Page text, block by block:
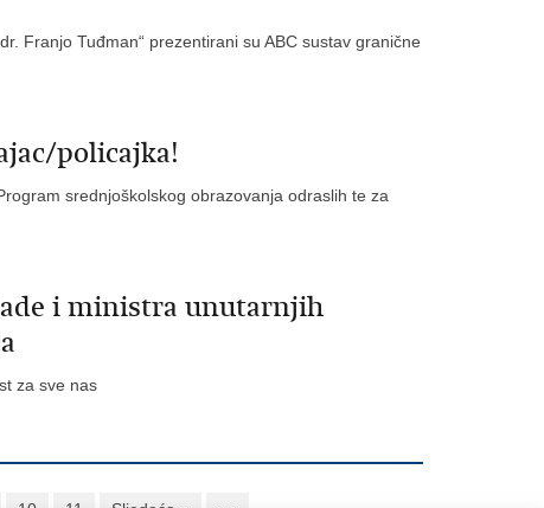
Franjo Tuđman“ prezentirani su ABC sustav granične
policajka!
srednjoškolskog obrazovanja odraslih te za
i ministra unutarnjih
za sve nas